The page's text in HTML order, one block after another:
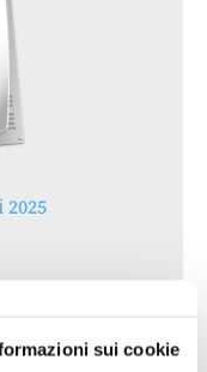
sui cookie
DIGITALI